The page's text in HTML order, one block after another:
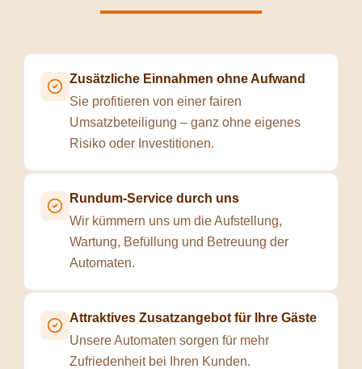
Zusätzliche Einnahmen ohne Aufwand
Sie profitieren von einer fairen
Umsatzbeteiligung – ganz ohne eigenes
Risiko oder Investitionen.
Rundum-Service durch uns
Wir kümmern uns um die Aufstellung,
Wartung, Befüllung und Betreuung der
Automaten.
Attraktives Zusatzangebot für Ihre Gäste
Unsere Automaten sorgen für mehr
Zufriedenheit bei Ihren Kunden.